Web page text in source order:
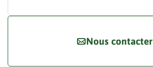
Nous contacter